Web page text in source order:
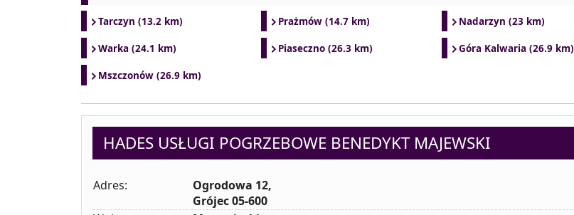
Tarczyn (13.2 km) Prażmów (14.7 km) Nadarzyn (23 km)
Warka (24.1 km) Piaseczno (26.3 km) Góra Kalwaria (26.9 km)
Mszczonów (26.9 km)
HADES USŁUGI POGRZEBOWE BENEDYKT MAJEWSKI
Adres:
Ogrodowa 12,
Grójec 05-600